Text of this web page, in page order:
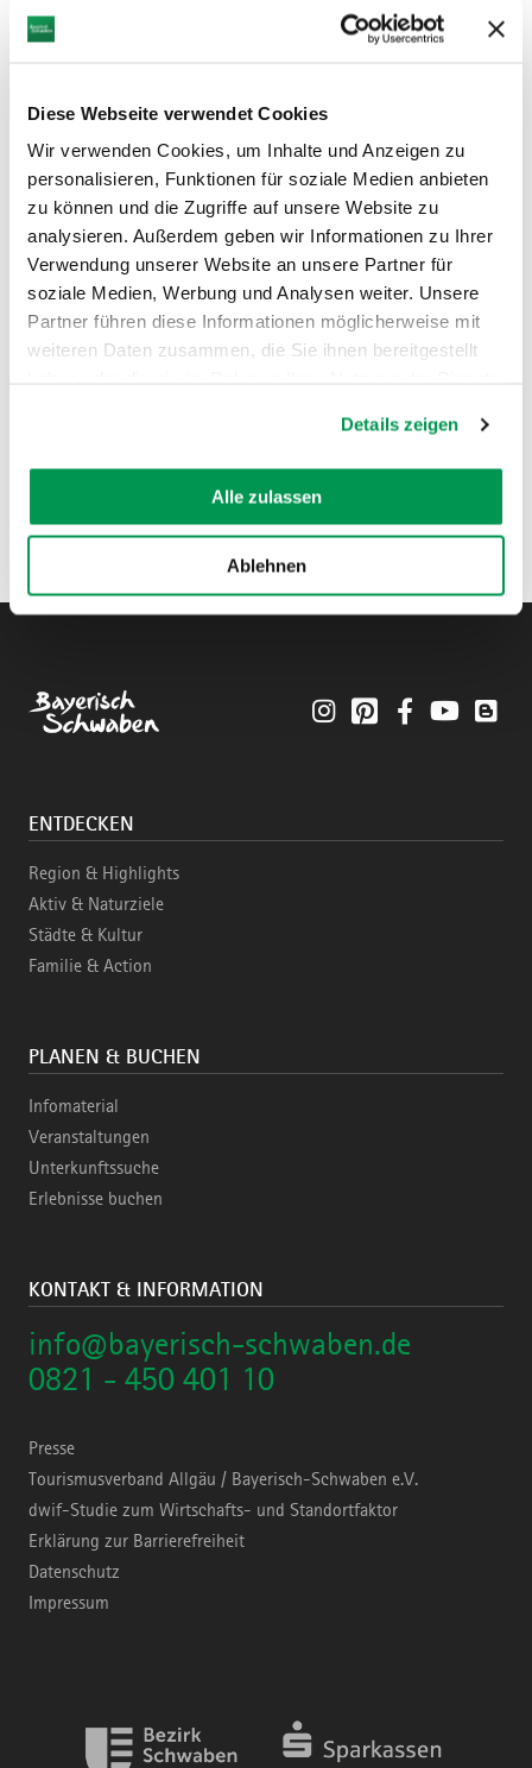
Diese Webseite verwendet Cookies
Wir verwenden Cookies, um Inhalte und Anzeigen zu
personalisieren, Funktionen für soziale Medien anbieten
zu können und die Zugriffe auf unsere Website zu
analysieren. Außerdem geben wir Informationen zu Ihrer
Verwendung unserer Website an unsere Partner für
soziale Medien, Werbung und Analysen weiter. Unsere
Partner führen diese Informationen möglicherweise mit
weiteren Daten zusammen, die Sie ihnen bereitgestellt
Details zeigen
Alle zulassen
Ablehnen
ungeahnte Blicke auf den etwas
unterhalb gelegenen Schlossweiher.
AUF DER KARTE ANZEIGEN
InstagramPinterestFacebookYouTube
ENTDECKEN
Region & Highlights
Aktiv & Naturziele
Städte & Kultur
Familie & Action
PLANEN & BUCHEN
Infomaterial
Veranstaltungen
Unterkunftssuche
Erlebnisse buchen
KONTAKT & INFORMATION
info@bayerisch-schwaben.de
0821 - 450 401 10
Presse
Tourismusverband Allgäu / Bayerisch-Schwaben e.V.
dwif-Studie zum Wirtschafts- und Standortfaktor
Erklärung zur Barrierefreiheit
Datenschutz
Impressum